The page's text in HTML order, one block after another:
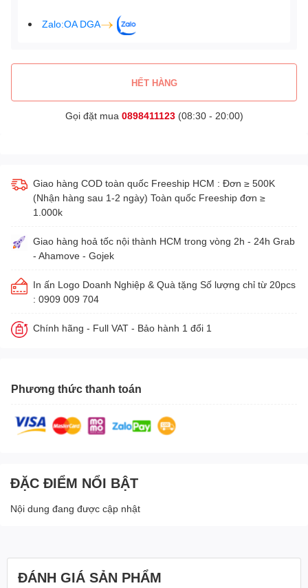
Zalo:OA DGA
HẾT HÀNG
Gọi đặt mua 0898411123(08:30 - 20:00)
Giao hàng COD toàn quốc Freeship HCM : Đơn ≥ 500K
(Nhận hàng sau 1-2 ngày) Toàn quốc Freeship đơn ≥
1.000k
Giao hàng hoả tốc nội thành HCM trong vòng 2h - 24h Grab
- Ahamove - Gojek
In ấn Logo Doanh Nghiệp & Quà tặng Số lượng chỉ từ 20pcs
: 0909 009 704
Chính hãng - Full VAT - Bảo hành 1 đổi 1
Phương thức thanh toán
ĐẶC ĐIỂM NỔI BẬT
Nội dung đang được cập nhật
ĐÁNH GIÁ SẢN PHẨM